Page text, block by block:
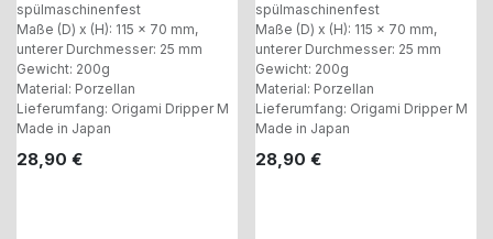
spülmaschinenfest
Maße (D) x (H): 115 x 70 mm,
unterer Durchmesser: 25 mm
Gewicht: 200g
Material: Porzellan
Lieferumfang: Origami Dripper M
Made in Japan
28,90 €
spülmaschinenfest
Maße (D) x (H): 115 x 70 mm,
unterer Durchmesser: 25 mm
Gewicht: 200g
Material: Porzellan
Lieferumfang: Origami Dripper M
Made in Japan
28,90 €